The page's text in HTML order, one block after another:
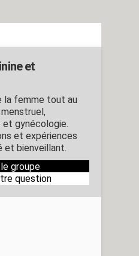
et
la femme tout au
gynécologie.
et expériences
et bienveillant.
groupe
question